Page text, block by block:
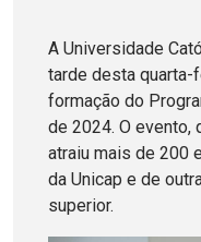
A Universidade
tarde desta quarta-
formação do
de 2024. O evento,
atraiu mais de 200
da Unicap e de
superior.